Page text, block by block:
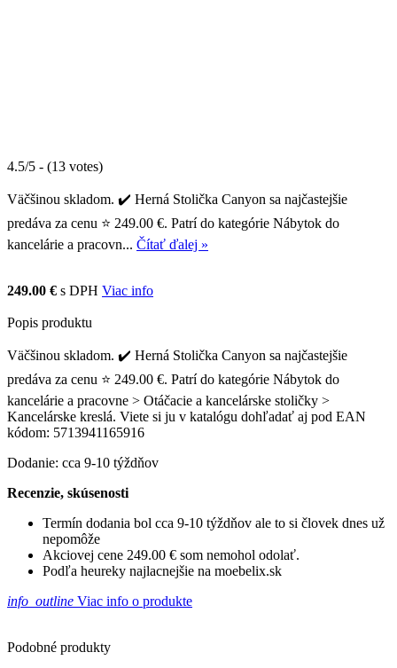
4.5/5 - (13 votes)
Väčšinou skladom. ✔️ Herná Stolička Canyon sa najčastejšie
predáva za cenu ⭐ 249.00 €. Patrí do kategórie Nábytok do
kancelárie a pracovn... Čítať ďalej »
249.00 € s DPH Viac info
Popis produktu
Väčšinou skladom. ✔️ Herná Stolička Canyon sa najčastejšie
predáva za cenu ⭐ 249.00 €. Patrí do kategórie Nábytok do
kancelárie a pracovne > Otáčacie a kancelárske stoličky >
Kancelárske kreslá. Viete si ju v katalógu dohľadať aj pod EAN
kódom: 5713941165916
Dodanie: cca 9-10 týždňov
Recenzie, skúsenosti
Termín dodania bol cca 9-10 týždňov ale to si človek dnes už
nepomôže
Akciovej cene 249.00 € som nemohol odolať.
Podľa heureky najlacnejšie na moebelix.sk
info_outline Viac info o produkte
Podobné produkty